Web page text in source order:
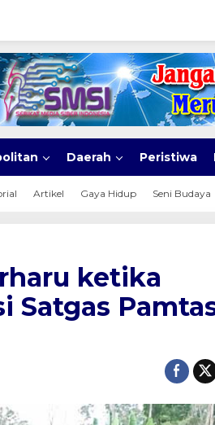
Daerah Peristiwa
Artikel Gaya Hidup Seni Budaya
ketika
Satgas